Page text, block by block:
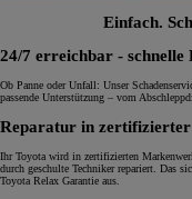
Einfach.
24/7 erreichbar - schnelle
Ob Panne oder Unfall: Unser
passende Unterstützung – vom
Reparatur in
Ihr Toyota wird in zertifizierten
durch geschulte Techniker repariert. Das
Toyota Relax Garantie aus.